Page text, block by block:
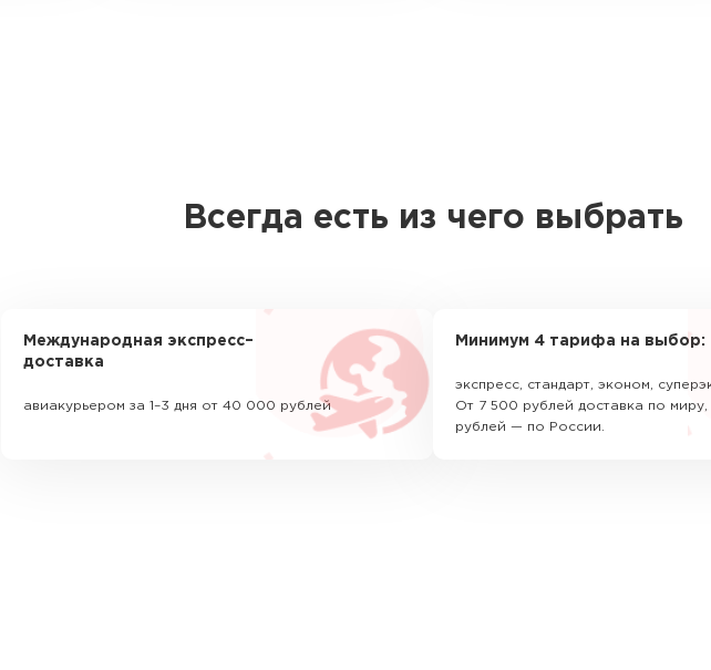
Всегда есть из чего выбрать
Международная экспресс–
доставка
авиакурьером за 1–3 дня от 40 000 рублей
Минимум 4 тарифа на выбор:
экспресс, стандарт, эконом,
От 7 500 рублей доставка по
рублей — по России.